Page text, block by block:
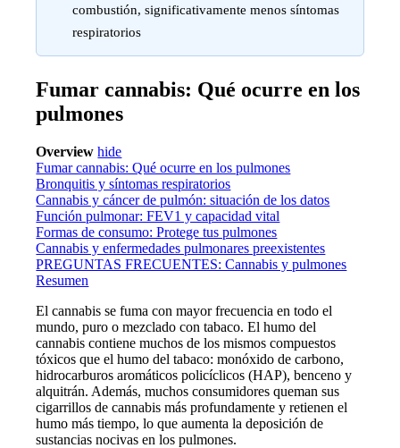
combustión, significativamente menos síntomas
respiratorios
Fumar cannabis: Qué ocurre en los
pulmones
Overview hide
Fumar cannabis: Qué ocurre en los pulmones
Bronquitis y síntomas respiratorios
Cannabis y cáncer de pulmón: situación de los datos
Función pulmonar: FEV1 y capacidad vital
Formas de consumo: Protege tus pulmones
Cannabis y enfermedades pulmonares preexistentes
PREGUNTAS FRECUENTES: Cannabis y pulmones
Resumen
El cannabis se fuma con mayor frecuencia en todo el
mundo, puro o mezclado con tabaco. El humo del
cannabis contiene muchos de los mismos compuestos
tóxicos que el humo del tabaco: monóxido de carbono,
hidrocarburos aromáticos policíclicos (HAP), benceno y
alquitrán. Además, muchos consumidores queman sus
cigarrillos de cannabis más profundamente y retienen el
humo más tiempo, lo que aumenta la deposición de
sustancias nocivas en los pulmones.